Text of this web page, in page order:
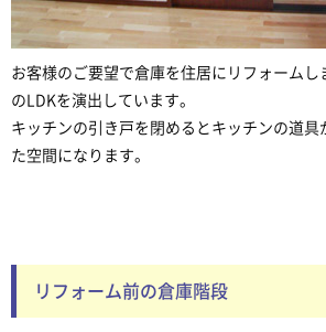
お客様のご要望で倉庫を住居にリフォームし
のLDKを演出しています。
キッチンの引き戸を閉めるとキッチンの道具
た空間になります。
リフォーム前の倉庫階段